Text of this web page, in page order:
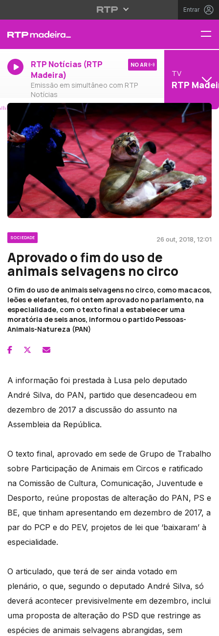
Entrar
RTP Notícias (RTP
Madeira)
Emissão em simultâneo com RTP
Notícias
NO AR
TV
RTP
SOCIEDADE 26 out, 2018, 12:01
Aprovado o fim do uso de
animais selvagens no circo
O fim do uso de animais selvagens no circo, como macacos,
leões e elefantes, foi ontem aprovado no parlamento, na
especialidade, com o texto final a estabelecer uma
moratória de seis anos, informou o partido Pessoas-
Animais-Natureza (PAN)
A informação foi prestada à Lusa pelo deputado
André Silva, do PAN, partido que desencadeou em
dezembro de 2017 a discussão do assunto na
Assembleia da República.
O texto final, aprovado em sede de Grupo de Trabalho
sobre Participação de Animais em Circos e ratificado
na Comissão de Cultura, Comunicação, Juventude e
Desporto, reúne propostas de alteração do PAN, PS e
BE, que tinham apresentando em dezembro de 2017, a
par do PCP e do PEV, projetos de lei que ‘baixaram’ à
especialidade.
O articulado, que terá de ser ainda votado em
plenário, o que, segundo o deputado André Silva, só
deverá acontecer previsivelmente em dezembro, inclui
uma proposta de alteração do PSD que restringe as
espécies de animais selvagens abrangidas, sem